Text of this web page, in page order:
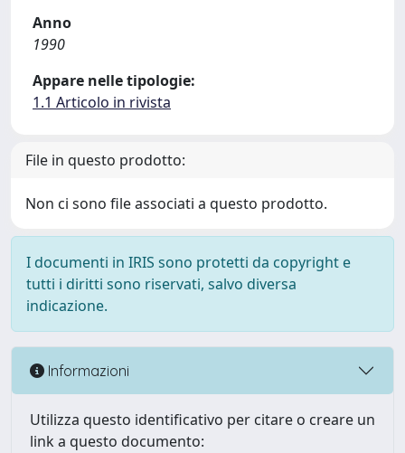
Anno
1990
Appare nelle tipologie:
1.1 Articolo in rivista
File in questo prodotto:
Non ci sono file associati a questo prodotto.
I documenti in IRIS sono protetti da copyright e
tutti i diritti sono riservati, salvo diversa
indicazione.
Informazioni
Utilizza questo identificativo per citare o creare un
link a questo documento: